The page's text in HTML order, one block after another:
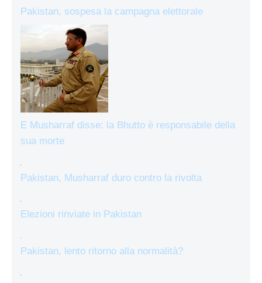
Pakistan, sospesa la campagna elettorale
E Musharraf disse: la Bhutto è responsabile della
sua morte
Pakistan, Musharraf duro contro la rivolta
Elezioni rinviate in Pakistan
Pakistan, lento ritorno alla normalità?